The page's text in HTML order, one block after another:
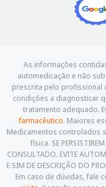
As informações
automedicação e não
prescrita pelo profissional
condições a diagnosticar
tratamento adequado.
farmacêutico. Maiores
Medicamentos controlados
física. SE
CONSULTADO. EVITE
E SIM DE DESCRIÇÃO DO
Em caso de dúvidas, fale